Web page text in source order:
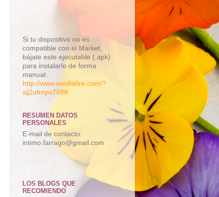
Si tu dispositivo no es
compatible con el Market,
bájate este ejecutable (.apk)
para instalarlo de forma
manual:
http://www.mediafire.com/?
sij2ufrnps76f9f
RESUMEN DATOS
PERSONALES
E-mail de contacto:
intimo.farrago@gmail.com
LOS BLOGS QUE
RECOMIENDO